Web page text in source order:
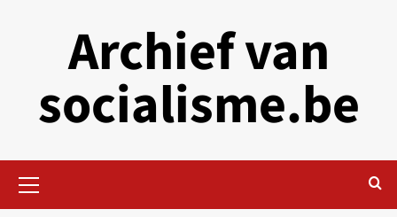
Archief van
socialisme.be
Menu